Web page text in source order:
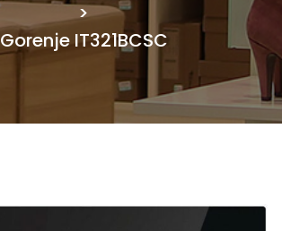
>
Gorenje IT321BCSC